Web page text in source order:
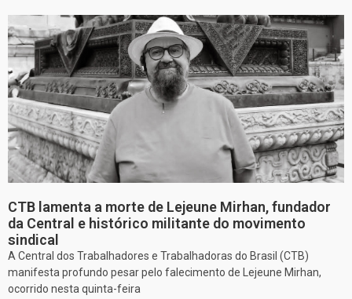
CTB lamenta a morte de Lejeune Mirhan, fundador
da Central e histórico militante do movimento
sindical
A Central dos Trabalhadores e Trabalhadoras do Brasil (CTB)
manifesta profundo pesar pelo falecimento de Lejeune Mirhan,
ocorrido nesta quinta-feira